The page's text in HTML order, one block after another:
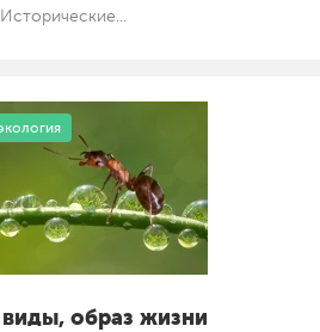
...
образ жизни